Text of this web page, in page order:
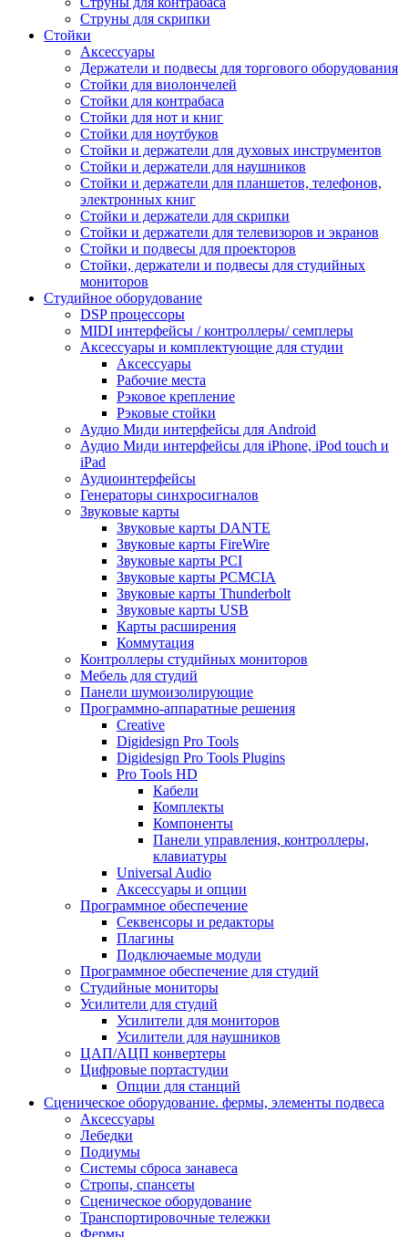
Струны для скрипки
Стойки
Аксессуары
Держатели и подвесы для торгового оборудования
Стойки для виолончелей
Стойки для контрабаса
Стойки для нот и книг
Стойки для ноутбуков
Стойки и держатели для духовых инструментов
Стойки и держатели для наушников
Стойки и держатели для планшетов, телефонов,
электронных книг
Стойки и держатели для скрипки
Стойки и держатели для телевизоров и экранов
Стойки и подвесы для проекторов
Стойки, держатели и подвесы для студийных
мониторов
Студийное оборудование
DSP процессоры
MIDI интерфейсы / контроллеры/ семплеры
Аксессуары и комплектующие для студии
Аксессуары
Рабочие места
Рэковое крепление
Рэковые стойки
Аудио Миди интерфейсы для Android
Аудио Миди интерфейсы для iPhone, iPod touch и
iPad
Аудиоинтерфейсы
Генераторы синхросигналов
Звуковые карты
Звуковые карты DANTE
Звуковые карты FireWire
Звуковые карты PCI
Звуковые карты PCMCIA
Звуковые карты Thunderbolt
Звуковые карты USB
Карты расширения
Коммутация
Контроллеры студийных мониторов
Мебель для студий
Панели шумоизолирующие
Программно-аппаратные решения
Creative
Digidesign Pro Tools
Digidesign Pro Tools Plugins
Pro Tools HD
Кабели
Комплекты
Компоненты
Панели управления, контроллеры,
клавиатуры
Universal Audio
Аксессуары и опции
Программное обеспечение
Cеквенсоры и редакторы
Плагины
Подключаемые модули
Программное обеспечение для студий
Студийные мониторы
Усилители для студий
Усилители для мониторов
Усилители для наушников
ЦАП/АЦП конвертеры
Цифровые портастудии
Опции для станций
Сценическое оборудование. фермы, элементы подвеса
Аксессуары
Лебедки
Подиумы
Системы сброса занавеса
Стропы, спансеты
Сценическое оборудование
Транспортировочные тележки
Фермы